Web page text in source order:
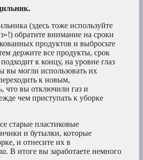
(здесь тоже используйте
обратите внимание на сроки
продуктов и выбросьте
держите все продукты, срок
к концу, на уровне глаз
вы могли использовать их
к новым,
что вы отключили газ и
чем приступать к уборке
старые пластиковые
и бутылки, которые
и отнесите их в
. В итоге вы заработаете немного